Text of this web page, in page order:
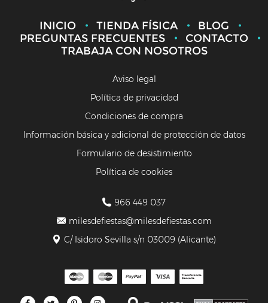
INICIO TIENDA FÍSICA
BLOG
PREGUNTAS FRECUENTES
CONTACTO
TRABAJA CON NOSOTROS
Aviso legal
Política de privacidad
Condiciones de compra
Información básica y adicional de protección de datos
Formulario de desistimiento
Política de cookies
966 449 037
milesdefiestas@milesdefiestas.com
C/ Isidoro Sevilla s/n 03009 (Alicante)